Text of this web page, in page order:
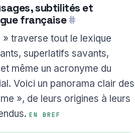
subtilités et
française#
» traverse tout le lexique
superlatifs savants,
même un acronyme du
Voici un panorama clair des
», de leurs origines à leurs
EN BREF